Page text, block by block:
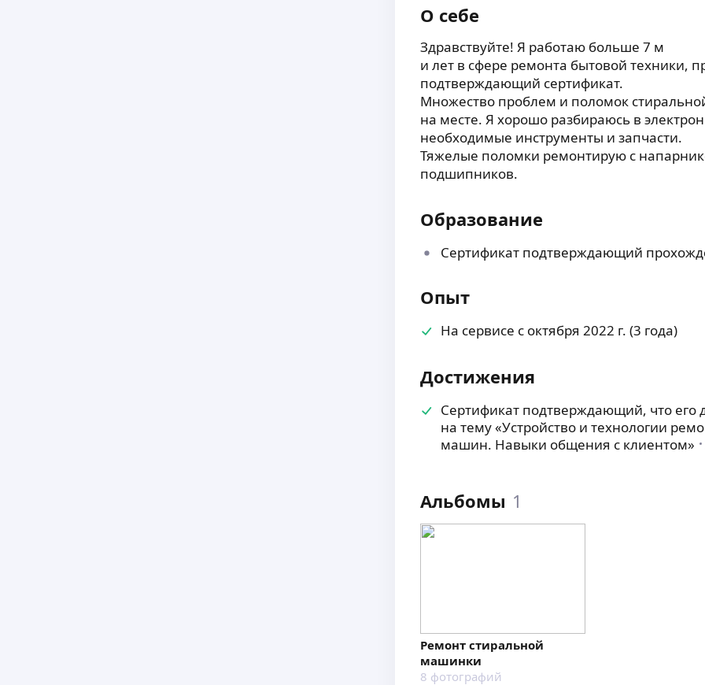
О себе
Здравствуйте! Я работаю больше 7 м
и лет в сфере ремонта бытовой техники,
подтверждающий сертификат.
Множество проблем и поломок
на месте. Я хорошо разбираюсь в
необходимые инструменты и запчасти.
Тяжелые поломки ремонтирую с
подшипников.
Образование
Сертификат подтверждающий
Опыт
На сервисе с октября 2022 г. (3 года)
Достижения
Сертификат подтверждающий, что
на тему «Устройство и технологии
машин. Навыки общения с клиентом»
Альбомы 1
Ремонт стиральной
машинки
8 фотографий